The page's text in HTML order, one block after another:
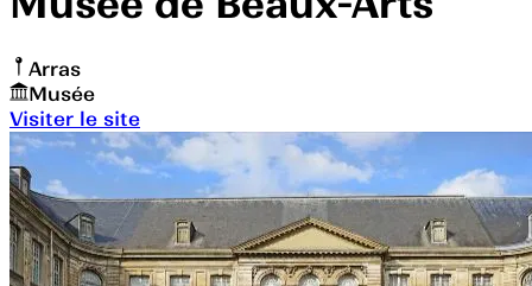
Arras
Musée
Visiter le site